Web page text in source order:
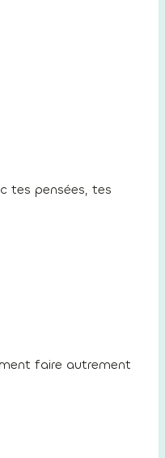
tes pensées, tes
faire autrement